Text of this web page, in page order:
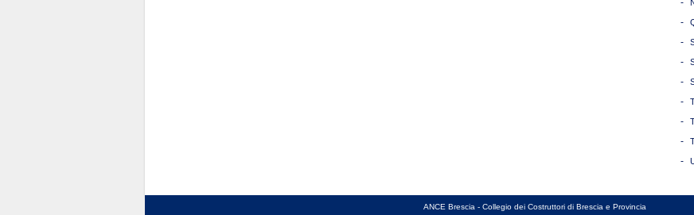
-
-
-
-
-
-
-
-
-
ANCE Brescia - Collegio dei Costruttori di Brescia e Provincia